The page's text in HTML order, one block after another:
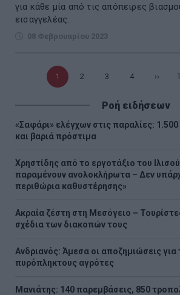
για κάθε μία από τις απόπειρες
εισαγγελέας.
08 Φεβρουαρίου 2023
Τρέχουσα
1 Σελίδα
2 Σελίδα
3 Σελίδα
4 ››
Ροή ειδήσεων
«Σαφάρι» ελέγχων στις παραλίες:
και βαριά πρόστιμα
Χρηστίδης από το εργοτάξιο του
παραμένουν ανολοκλήρωτα – Δεν
περιθώρια καθυστέρησης»
Ακραία ζέστη στη Μεσόγειο –
σχέδια των διακοπών τους
Ανδριανός: Άμεσα οι αποζημιώσεις για
πυρόπληκτους αγρότες
Μανιάτης: 140 παρεμβάσεις, 850